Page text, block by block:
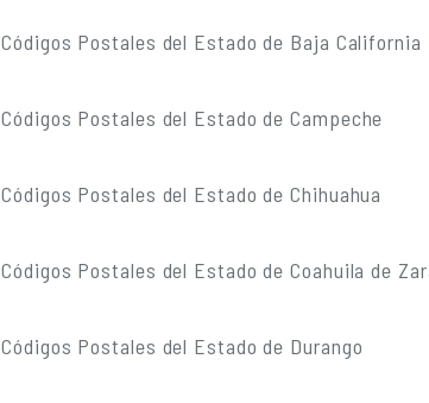
Códigos Postales del Estado de Baja California
Códigos Postales del Estado de Campeche
Códigos Postales del Estado de Chihuahua
Códigos Postales del Estado de Coahuila de
Códigos Postales del Estado de Durango